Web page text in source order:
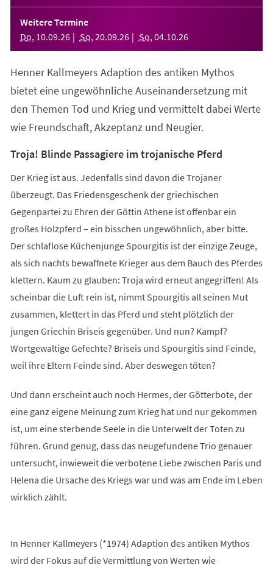
Weitere Termine
Do, 10.09.26 So, 20.09.26 So, 04.10.26
Henner Kallmeyers Adaption des antiken Mythos
bietet eine ungewöhnliche Auseinandersetzung mit
den Themen Tod und Krieg und vermittelt dabei Werte
wie Freundschaft, Akzeptanz und Neugier.
Troja! Blinde Passagiere im trojanische Pferd
Der Krieg ist aus. Jedenfalls sind davon die Trojaner
überzeugt. Das Friedensgeschenk der griechischen
Gegenpartei zu Ehren der Göttin Athene ist offenbar ein
großes Holzpferd – ein bisschen ungewöhnlich, aber bitte.
Der schlaflose Küchenjunge Spourgitis ist der einzige Zeuge,
als sich nachts bewaffnete Krieger aus dem Bauch des Pferdes
klettern. Kaum zu glauben: Troja wird erneut angegriffen! Als
scheinbar die Luft rein ist, nimmt Spourgitis all seinen Mut
zusammen, klettert in das Pferd und steht plötzlich der
jungen Griechin Briseis gegenüber. Und nun? Kampf?
Wortgewaltige Gefechte? Briseis und Spourgitis sind Feinde,
weil ihre Eltern Feinde sind. Aber deswegen töten?
Und dann erscheint auch noch Hermes, der Götterbote, der
eine ganz eigene Meinung zum Krieg hat und nur gekommen
ist, um eine sterbende Seele in die Unterwelt der Toten zu
führen. Grund genug, dass das neugefundene Trio genauer
untersucht, inwieweit die verbotene Liebe zwischen Paris und
Helena die Ursache des Kriegs war und was am Ende im Leben
wirklich zählt.
In Henner Kallmeyers (*1974) Adaption des antiken Mythos
wird der Fokus auf die Vermittlung von Werten wie